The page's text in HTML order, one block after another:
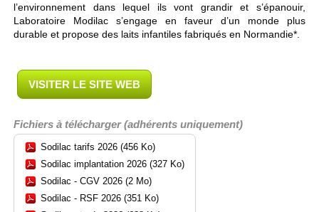
l’environnement dans lequel ils vont grandir et s’épanouir,
Laboratoire Modilac s’engage en faveur d’un monde plus
durable et propose des laits infantiles fabriqués en Normandie*.
VISITER LE SITE WEB
Fichiers à télécharger (adhérents uniquement)
Sodilac tarifs 2026 (456 Ko)
Sodilac implantation 2026 (327 Ko)
Sodilac - CGV 2026 (2 Mo)
Sodilac - RSF 2026 (351 Ko)